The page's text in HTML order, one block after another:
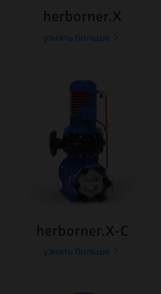
herborner.X
узнать больше
herborner.X-C
узнать больше